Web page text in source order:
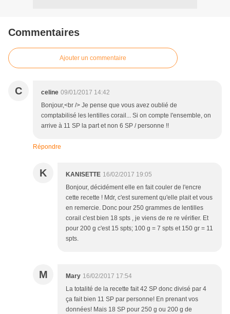
Commentaires
Ajouter un commentaire
C celine 09/01/2017 14:42
Bonjour,<br /> Je pense que vous avez oublié de
comptabilisé les lentilles corail... Si on compte l'ensemble, on
arrive à 11 SP la part et non 6 SP / personne !!
Répondre
K KANISETTE 16/02/2017 19:05
Bonjour, décidément elle en fait couler de l'encre
cette recette ! Mdr, c'est surement qu'elle plait et vous
en remercie. Donc pour 250 grammes de lentilles
corail c'est bien 18 spts , je viens de re re vérifier. Et
pour 200 g c'est 15 spts; 100 g = 7 spts et 150 gr = 11
spts.
M Mary 16/02/2017 17:54
La totalité de la recette fait 42 SP donc divisé par 4
ça fait bien 11 SP par personne! En prenant vos
données! Mais 18 SP pour 250 g ou 200 g de